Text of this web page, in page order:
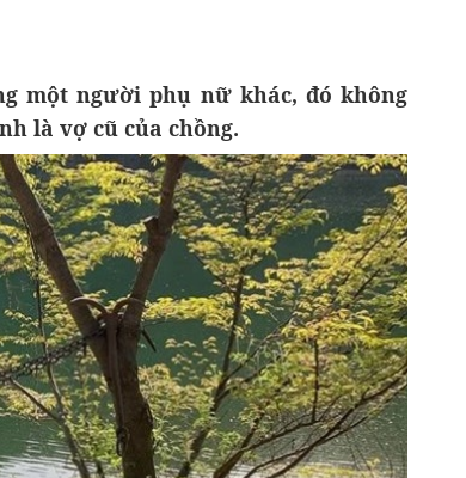
một người phụ nữ khác, đó không
là vợ cũ của chồng.